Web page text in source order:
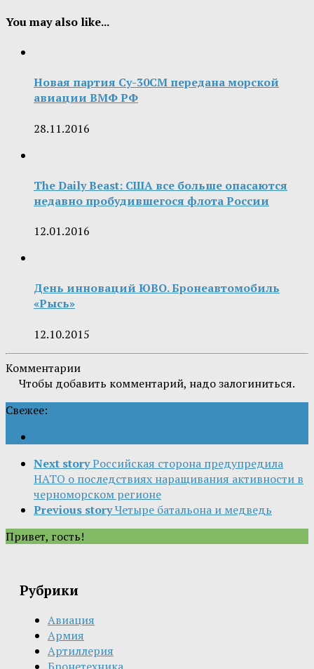
You may also like...
Новая партия Су-30СМ передана морской
авиации ВМФ РФ
28.11.2016
The Daily Beast: США все больше опасаются
недавно пробудившегося флота России
12.01.2016
День инноваций ЮВО. Бронеавтомобиль
«Рысь»
12.10.2015
Комментарии
Чтобы добавить комментарий, надо залогиниться.
Свежее:
Next storyРоссийская сторона предупредила
НАТО о последствиях наращивания активности в
черноморском регионе
Previous storyЧетыре батальона и медведь
Привет, гость!
Рубрики
Авиация
Армия
Артиллерия